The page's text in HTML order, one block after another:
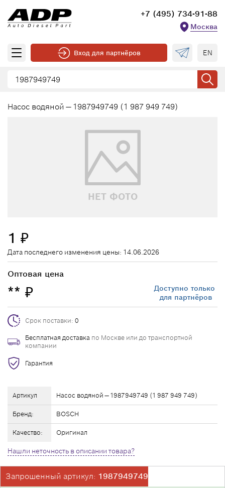
+7 (495) 734-91-88
Москва
Вход для партнёров EN
Насос водяной — 1987949749 (1 987 949 749)
НЕТ ФОТО
Артикул Насос водяной — 1987949749 (1 987 949 749)
Бренд: BOSCH
Качество: Оригинал
Нашли неточность в описании товара?
1 ₽
Дата последнего изменения цены: 14.06.2026
Оптовая цена
** ₽
Доступно только
для партнёров
Срок поставки: 0
Бесплатная доставка по Москве или до транспортной
компании
Гарантия
Запрошенный артикул: 1987949749